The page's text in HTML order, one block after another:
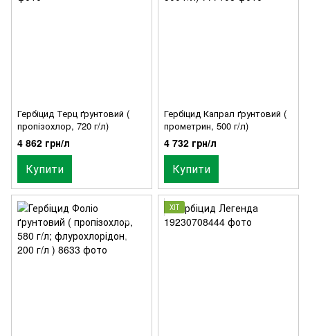
Гербіцид Терц ґрунтовий (
пропізохлор, 720 г/л)
4 862 грн/л
Купити
Гербіцид Капрал ґрунтовий (
прометрин, 500 г/л)
4 732 грн/л
Купити
ХІТ